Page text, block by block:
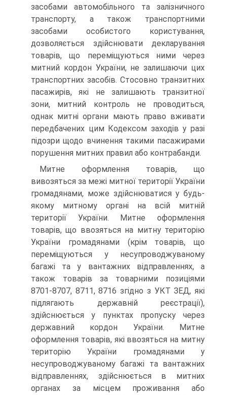
засобами автомобільного та залізничного
транспорту, а також транспортними
засобами особистого користування,
дозволяється здійснювати декларування
товарів, що переміщуються ними через
митний кордон України, не залишаючи цих
транспортних засобів. Стосовно транзитних
пасажирів, які не залишають транзитної
зони, митний контроль не проводиться,
однак митні органи мають право вживати
передбачених цим Кодексом заходів у разі
підозри щодо вчинення такими пасажирами
порушення митних правил або контрабанди.
Митне оформлення товарів, що
вивозяться за межі митної території України
громадянами, може здійснюватися у будь-
якому митному органі на всій митній
території України. Митне оформлення
товарів, що ввозяться на митну територію
України громадянами (крім товарів, що
переміщуються у несупроводжуваному
багажі та у вантажних відправленнях, а
також товарів за товарними позиціями
8701-8707, 8711, 8716 згідно з УКТ ЗЕД, які
підлягають державній реєстрації),
здійснюється у пунктах пропуску через
державний кордон України. Митне
оформлення товарів, які ввозяться на митну
територію України громадянами у
несупроводжуваному багажі та вантажних
відправленнях, здійснюється в митних
органах за місцем проживання або